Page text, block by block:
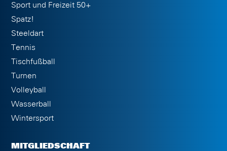
Sport und Freizeit 50+
Spatz!
Steeldart
Tennis
Tischfußball
Turnen
Volleyball
Wasserball
Wintersport
MITGLIEDSCHAFT